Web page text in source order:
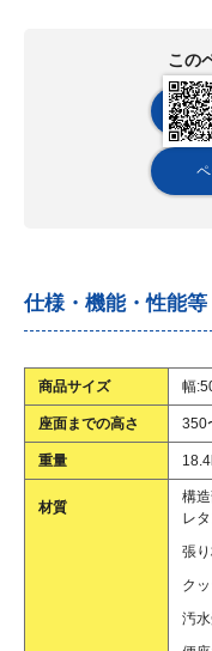
この
仕様・機能・性能等
商品サイズ 幅
座面までの高さ 350
重量
材質
構
レ
張
ク
汚